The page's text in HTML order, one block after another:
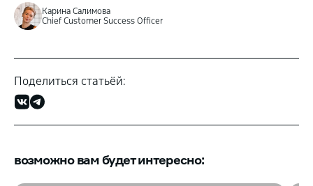
Карина Салимова
Chief Customer Success Officer
Поделиться статьёй:
возможно вам будет интересно: